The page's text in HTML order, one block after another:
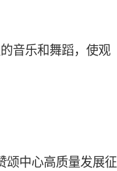
音乐和舞蹈，使观
颂中心高质量发展征